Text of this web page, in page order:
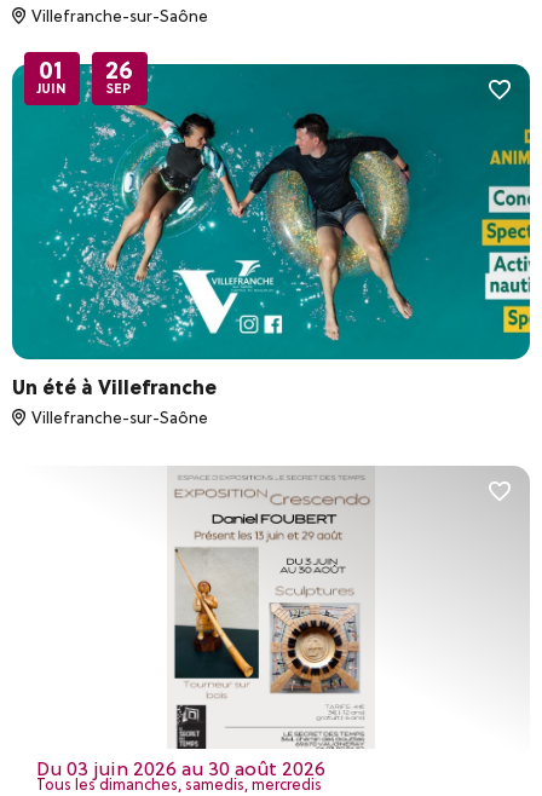
Villefranche-sur-Saône
01
JUIN
26
SEP
Un été à Villefranche
Villefranche-sur-Saône
Tous les dimanches, samedis, mercredis
du 03 juin 2026 au 30 août 2026